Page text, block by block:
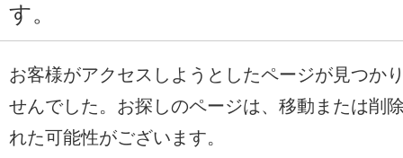
す。
お客様がアクセスしようとしたページが見つか
せんでした。お探しのページは、移動または削
れた可能性がございます。